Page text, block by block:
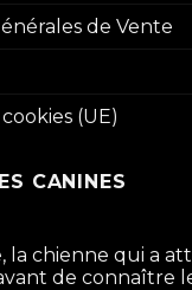
de Vente
(UE)
CANINES
la chienne qui a
de connaître